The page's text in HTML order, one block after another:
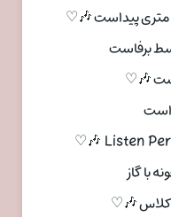
متری پیداست 🎶♡
برفاست
🎶♡
با گاز
کلاس 🎶♡